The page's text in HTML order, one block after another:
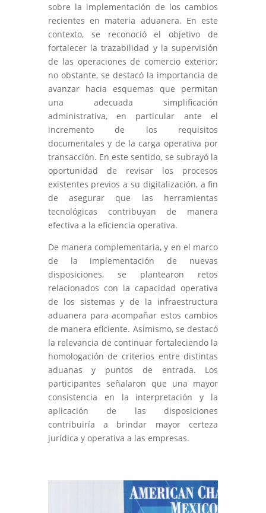
sobre la implementación de los cambios
recientes en materia aduanera. En este
contexto, se reconoció el objetivo de
fortalecer la trazabilidad y la supervisión
de las operaciones de comercio exterior;
no obstante, se destacó la importancia de
avanzar hacia esquemas que permitan
una adecuada simplificación
administrativa, en particular ante el
incremento de los requisitos
documentales y de la carga operativa por
transacción. En este sentido, se subrayó la
oportunidad de revisar los procesos
existentes previos a su digitalización, a fin
de asegurar que las herramientas
tecnológicas contribuyan de manera
efectiva a la eficiencia operativa.
De manera complementaria, y en el marco
de la implementación de nuevas
disposiciones, se plantearon retos
relacionados con la capacidad operativa
de los sistemas y de la infraestructura
aduanera para acompañar estos cambios
de manera eficiente. Asimismo, se destacó
la relevancia de continuar fortaleciendo la
homologación de criterios entre distintas
aduanas y puntos de entrada. Los
participantes señalaron que una mayor
consistencia en la interpretación y la
aplicación de las disposiciones
contribuiría a brindar mayor certeza
jurídica y operativa a las empresas.